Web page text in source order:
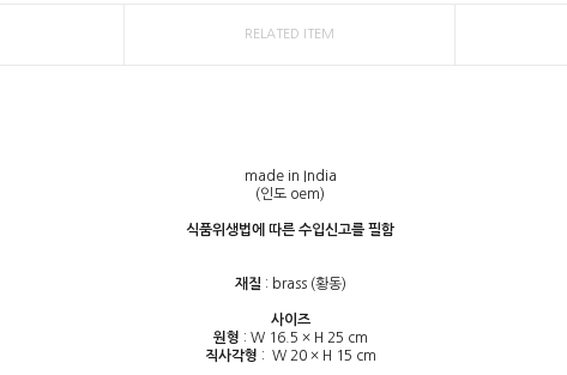
RELATED ITEM
made in India
(인도 oem)
식품위생법에 따른 수입신고를 필함
재질 : brass (황동)
사이즈
원형 : W 16.5 × H 25 cm
직사각형 : W 20 × H 15 cm